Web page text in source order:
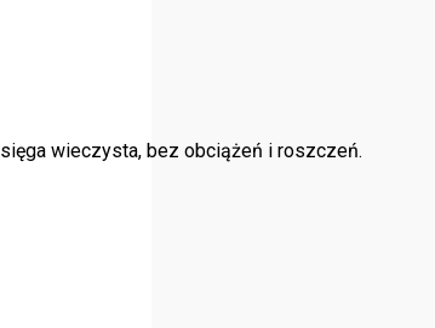
wieczysta, bez obciążeń i roszczeń.